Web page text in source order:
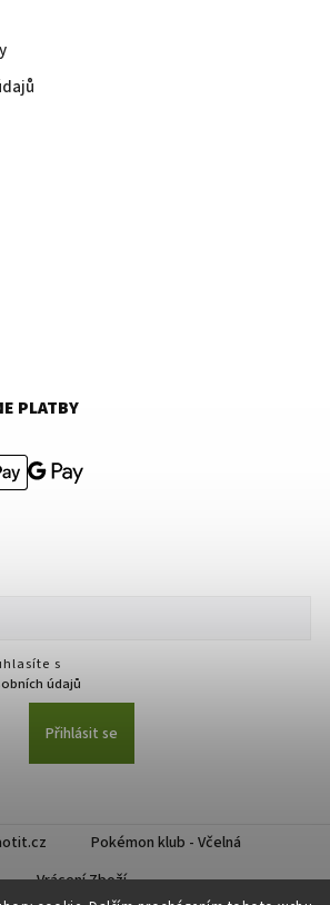
PLATBY
s
údajů
Přihlásit se
Pokémon klub - Včelná
Vrácení Zboží